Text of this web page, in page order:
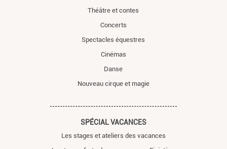
Théâtre et contes
Concerts
Spectacles équestres
Cinémas
Danse
Nouveau cirque et magie
SPÉCIAL VACANCES
Les stages et ateliers des vacances